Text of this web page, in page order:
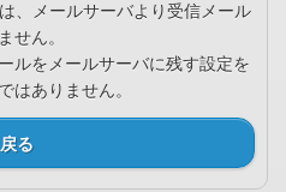
、メールサーバより受信メール
せん。
ルをメールサーバに残す設定を
はありません。
戻る